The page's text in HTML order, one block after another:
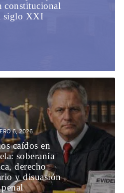
constitucional
siglo XXI
6, 2026
caídos en
soberanía
derecho
y disuasión
penal